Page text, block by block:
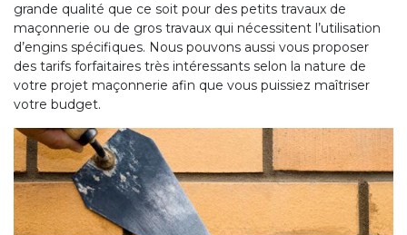
grande qualité que ce soit pour des petits travaux de
maçonnerie ou de gros travaux qui nécessitent l’utilisation
d’engins spécifiques. Nous pouvons aussi vous proposer
des tarifs forfaitaires très intéressants selon la nature de
votre projet maçonnerie afin que vous puissiez maîtriser
votre budget.